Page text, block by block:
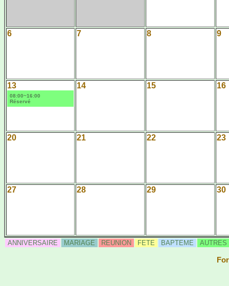
6 7 8 9
13
08:00~16:00
Réservé
14 15 16
20 21 22 23
27 28 29 30
ANNIVERSAIRE MARIAGE REUNION FETE BAPTEME AUTRES